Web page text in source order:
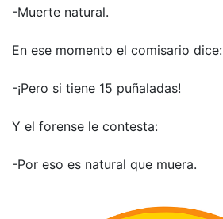
-Muerte natural.
En ese momento el comisario dice:
-¡Pero si tiene 15 puñaladas!
Y el forense le contesta:
-Por eso es natural que muera.